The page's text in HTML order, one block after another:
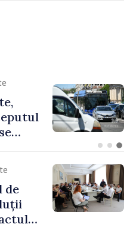
11 minute
instabilitate
mai mare
de